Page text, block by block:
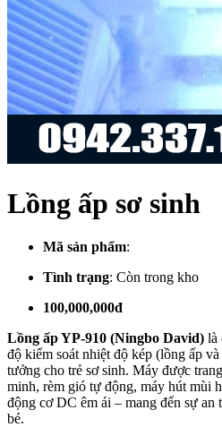
Lồng ấp sơ sinh
Mã sản phẩm:
Tình trạng: Còn trong kho
100,000,000đ
Lồng ấp YP-910 (Ningbo David) là
độ kiểm soát nhiệt độ kép (lồng ấp
tưởng cho trẻ sơ sinh. Máy được
minh, rèm gió tự động, máy hút mùi
động cơ DC êm ái – mang đến sự an
bé.